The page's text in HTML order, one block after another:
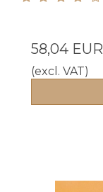
58,04 EUR
(excl. VAT)